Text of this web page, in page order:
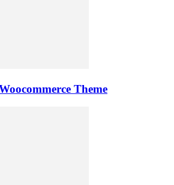
Theme